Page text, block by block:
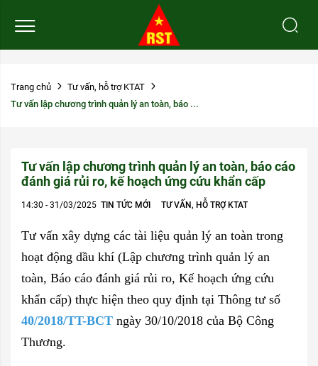
Trang chủ
Tư vấn, hỗ trợ KTAT
Tư vấn lập chương trình quản lý an toàn, báo ...
Tư vấn lập chương trình quản lý an toàn, báo cáo
đánh giá rủi ro, kế hoạch ứng cứu khẩn cấp
14:30 - 31/03/2025 TIN TỨC MỚI TƯ VẤN, HỖ TRỢ KTAT
Tư vấn xây dựng các tài liệu quản lý an toàn trong
hoạt động dầu khí (Lập chương trình quản lý an
toàn, Báo cáo đánh giá rủi ro, Kế hoạch ứng cứu
khẩn cấp) thực hiện theo quy định tại Thông tư số
40/2018/TT-BCT ngày 30/10/2018 của Bộ Công
Thương.